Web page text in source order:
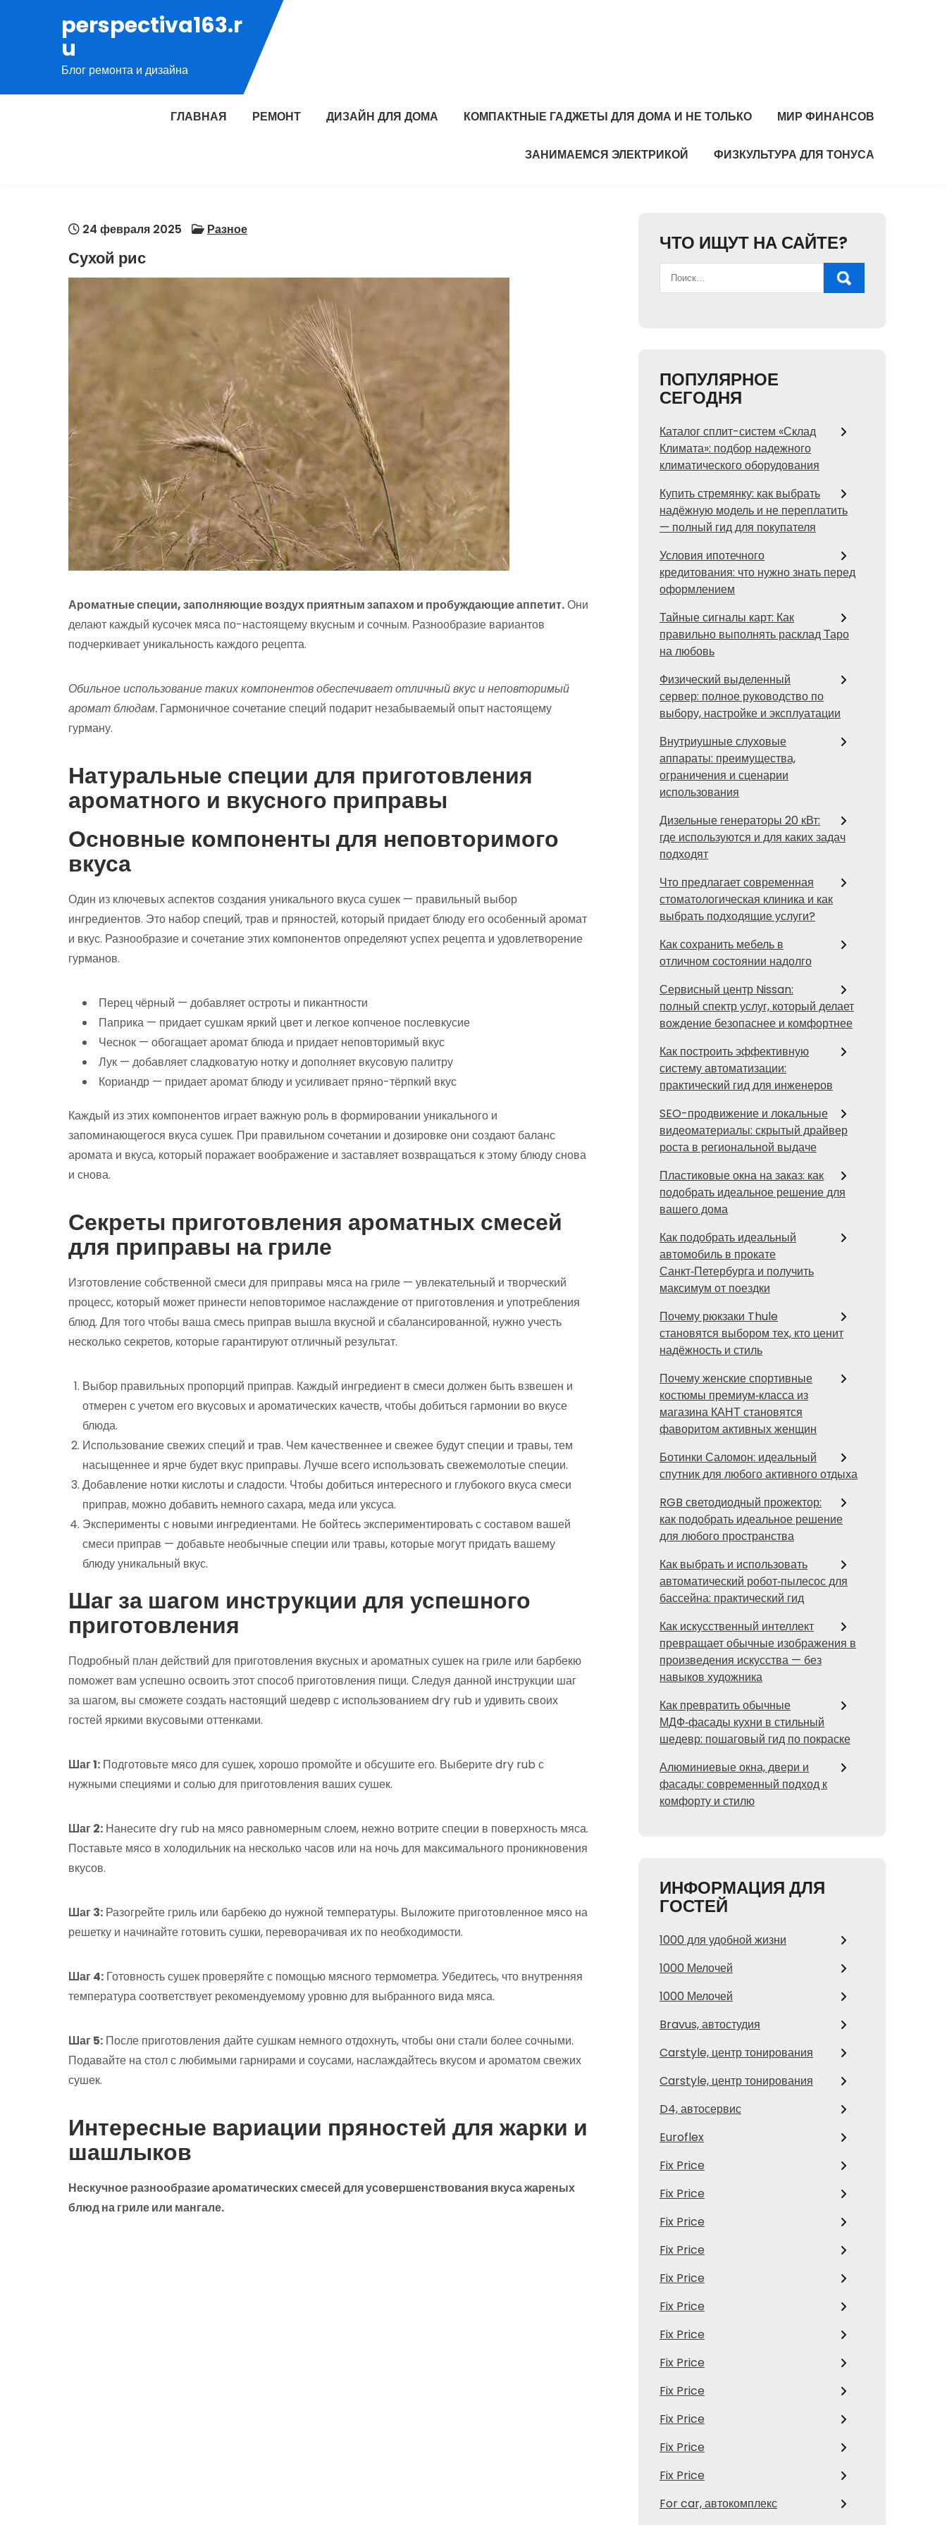
содержимому
perspectiva163.r
u
Блог ремонта и дизайна
ГЛАВНАЯ РЕМОНТ ДИЗАЙН ДЛЯ ДОМА КОМПАКТНЫЕ ГАДЖЕТЫ ДЛЯ ДОМА И НЕ ТОЛЬКО МИР ФИНАНСОВ
ЗАНИМАЕМСЯ ЭЛЕКТРИКОЙ ФИЗКУЛЬТУРА ДЛЯ ТОНУСА
24 февраля 2025 Разное
Сухой рис
Ароматные специи, заполняющие воздух приятным запахом и пробуждающие аппетит.Они
делают каждый кусочек мяса по-настоящему вкусным и сочным. Разнообразие вариантов
подчеркивает уникальность каждого рецепта.
Обильное использование таких компонентов обеспечивает отличный вкус и неповторимый
аромат блюдам. Гармоничное сочетание специй подарит незабываемый опыт настоящему
гурману.
Натуральные специи для приготовления
ароматного и вкусного приправы
Основные компоненты для неповторимого
вкуса
Один из ключевых аспектов создания уникального вкуса сушек — правильный выбор
ингредиентов. Это набор специй, трав и пряностей, который придает блюду его особенный аромат
и вкус. Разнообразие и сочетание этих компонентов определяют успех рецепта и удовлетворение
гурманов.
Перец чёрный — добавляет остроты и пикантности
Паприка — придает сушкам яркий цвет и легкое копченое послевкусие
Чеснок — обогащает аромат блюда и придает неповторимый вкус
Лук — добавляет сладковатую нотку и дополняет вкусовую палитру
Кориандр — придает аромат блюду и усиливает пряно-тёрпкий вкус
Каждый из этих компонентов играет важную роль в формировании уникального и
запоминающегося вкуса сушек. При правильном сочетании и дозировке они создают баланс
аромата и вкуса, который поражает воображение и заставляет возвращаться к этому блюду снова
и снова.
Секреты приготовления ароматных смесей
для приправы на гриле
Изготовление собственной смеси для приправы мяса на гриле — увлекательный и творческий
процесс, который может принести неповторимое наслаждение от приготовления и употребления
блюд. Для того чтобы ваша смесь приправ вышла вкусной и сбалансированной, нужно учесть
несколько секретов, которые гарантируют отличный результат.
Выбор правильных пропорций приправ. Каждый ингредиент в смеси должен быть взвешен и
отмерен с учетом его вкусовых и ароматических качеств, чтобы добиться гармонии во вкусе
блюда.
Использование свежих специй и трав. Чем качественнее и свежее будут специи и травы, тем
насыщеннее и ярче будет вкус приправы. Лучше всего использовать свежемолотые специи.
Добавление нотки кислоты и сладости. Чтобы добиться интересного и глубокого вкуса смеси
приправ, можно добавить немного сахара, меда или уксуса.
Эксперименты с новыми ингредиентами. Не бойтесь экспериментировать с составом вашей
смеси приправ — добавьте необычные специи или травы, которые могут придать вашему
блюду уникальный вкус.
Шаг за шагом инструкции для успешного
приготовления
Подробный план действий для приготовления вкусных и ароматных сушек на гриле или барбекю
поможет вам успешно освоить этот способ приготовления пищи. Следуя данной инструкции шаг
за шагом, вы сможете создать настоящий шедевр с использованием dry rub и удивить своих
гостей яркими вкусовыми оттенками.
Шаг 1: Подготовьте мясо для сушек, хорошо промойте и обсушите его. Выберите dry rub с
нужными специями и солью для приготовления ваших сушек.
Шаг 2: Нанесите dry rub на мясо равномерным слоем, нежно вотрите специи в поверхность мяса.
Поставьте мясо в холодильник на несколько часов или на ночь для максимального проникновения
вкусов.
Шаг 3: Разогрейте гриль или барбекю до нужной температуры. Выложите приготовленное мясо на
решетку и начинайте готовить сушки, переворачивая их по необходимости.
Шаг 4: Готовность сушек проверяйте с помощью мясного термометра. Убедитесь, что внутренняя
температура соответствует рекомендуемому уровню для выбранного вида мяса.
Шаг 5: После приготовления дайте сушкам немного отдохнуть, чтобы они стали более сочными.
Подавайте на стол с любимыми гарнирами и соусами, наслаждайтесь вкусом и ароматом свежих
сушек.
Интересные вариации пряностей для жарки и
шашлыков
Нескучное разнообразие ароматических смесей для усовершенствования вкуса жареных
блюд на гриле или мангале.
ЧТО ИЩУТ НА САЙТЕ?
ПОПУЛЯРНОЕ
СЕГОДНЯ
Каталог сплит-систем «Склад
Климата»: подбор надежного
климатического оборудования
Купить стремянку: как выбрать
надёжную модель и не переплатить
— полный гид для покупателя
Условия ипотечного
кредитования: что нужно знать перед
оформлением
Тайные сигналы карт: Как
правильно выполнять расклад Таро
на любовь
Физический выделенный
сервер: полное руководство по
выбору, настройке и эксплуатации
Внутриушные слуховые
аппараты: преимущества,
ограничения и сценарии
использования
Дизельные генераторы 20 кВт:
где используются и для каких задач
подходят
Что предлагает современная
стоматологическая клиника и как
выбрать подходящие услуги?
Как сохранить мебель в
отличном состоянии надолго
Сервисный центр Nissan:
полный спектр услуг, который делает
вождение безопаснее и комфортнее
Как построить эффективную
систему автоматизации:
практический гид для инженеров
SEO-продвижение и локальные
видеоматериалы: скрытый драйвер
роста в региональной выдаче
Пластиковые окна на заказ: как
подобрать идеальное решение для
вашего дома
Как подобрать идеальный
автомобиль в прокате
Санкт‑Петербурга и получить
максимум от поездки
Почему рюкзаки Thule
становятся выбором тех, кто ценит
надёжность и стиль
Почему женские спортивные
костюмы премиум‑класса из
магазина КАНТ становятся
фаворитом активных женщин
Ботинки Саломон: идеальный
спутник для любого активного отдыха
RGB светодиодный прожектор:
как подобрать идеальное решение
для любого пространства
Как выбрать и использовать
автоматический робот‑пылесос для
бассейна: практический гид
Как искусственный интеллект
превращает обычные изображения в
произведения искусства — без
навыков художника
Как превратить обычные
МДФ‑фасады кухни в стильный
шедевр: пошаговый гид по покраске
Алюминиевые окна, двери и
фасады: современный подход к
комфорту и стилю
ИНФОРМАЦИЯ ДЛЯ
ГОСТЕЙ
1000 для удобной жизни
1000 Мелочей
1000 Мелочей
Bravus, автостудия
Carstyle, центр тонирования
Carstyle, центр тонирования
D4, автосервис
Euroflex
Fix Price
Fix Price
Fix Price
Fix Price
Fix Price
Fix Price
Fix Price
Fix Price
Fix Price
Fix Price
Fix Price
Fix Price
For car, автокомплекс